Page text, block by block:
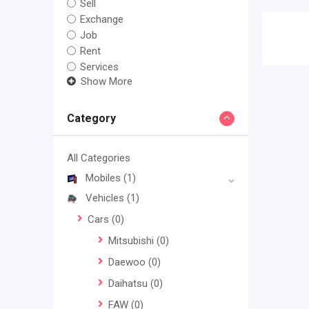
Sell
Exchange
Job
Rent
Services
Show More
Category
All Categories
Mobiles (1)
Vehicles (1)
Cars (0)
Mitsubishi (0)
Daewoo (0)
Daihatsu (0)
FAW (0)